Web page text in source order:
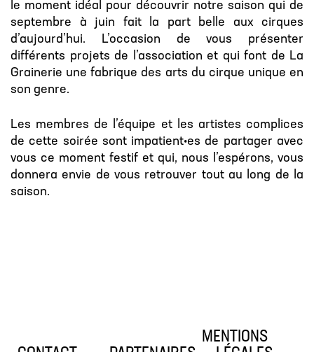
le moment idéal pour découvrir notre saison qui de
septembre à juin fait la part belle aux cirques
d’aujourd’hui. L’occasion de vous présenter
différents projets de l’association et qui font de La
Grainerie une fabrique des arts du cirque unique en
son genre.
Les membres de l’équipe et les artistes complices
de cette soirée sont impatient•es de partager avec
vous ce moment festif et qui, nous l’espérons, vous
donnera envie de vous retrouver tout au long de la
saison.
MENTIONS